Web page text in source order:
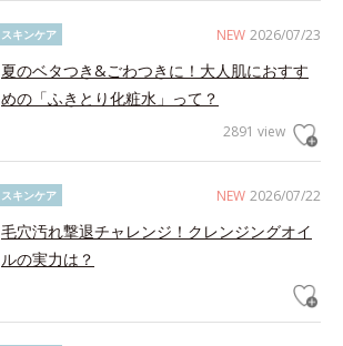
NEW 2026/07/23
スキンケア
夏のベタつき&ごわつきに！大人肌におすす
めの「ふきとり化粧水」って？
2891 view
NEW 2026/07/22
スキンケア
毛穴汚れ撃退チャレンジ！クレンジングオイ
ルの実力は？